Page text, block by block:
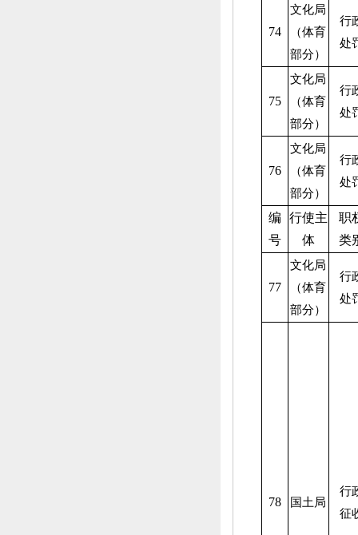
74
文化局
（体育
部分）
行
处
75
文化局
（体育
部分）
行
处
76
文化局
（体育
部分）
行
处
编
号
行使主
体
职
类
77
文化局
（体育
部分）
行
处
78 国土局
行
征